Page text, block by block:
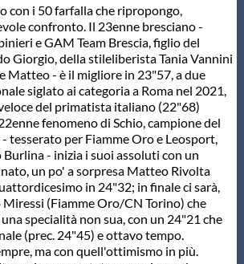
con i 50 farfalla che ripropongo,
confronto. Il 23enne bresciano -
e GAM Team Brescia, figlio del
Giorgio, della stileliberista Tania Vannini
Matteo - è il migliore in 23"57, a due
siglato ai categoria a Roma nel 2021,
del primatista italiano (22"68)
fenomeno di Schio, campione del
tesserato per Fiamme Oro e Leosport,
- inizia i suoi assoluti con un
un po' a sorpresa Matteo Rivolta
in 24"32; in finale ci sarà,
(Fiamme Oro/CN Torino) che
specialità non sua, con un 24"21 che
(prec. 24"45) e ottavo tempo.
ma con quell'ottimismo in più.